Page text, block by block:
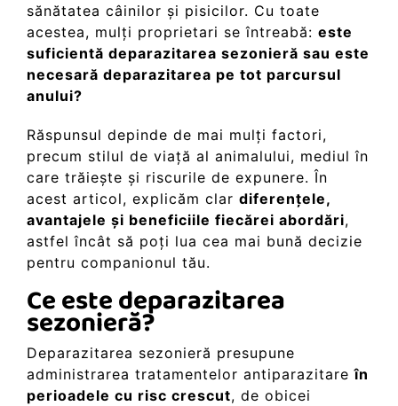
sănătatea câinilor și pisicilor. Cu toate
acestea, mulți proprietari se întreabă: este
suficientă deparazitarea sezonieră sau este
necesară deparazitarea pe tot parcursul
anului?
Răspunsul depinde de mai mulți factori,
precum stilul de viață al animalului, mediul în
care trăiește și riscurile de expunere. În
acest articol, explicăm clar diferențele,
avantajele și beneficiile fiecărei abordări,
astfel încât să poți lua cea mai bună decizie
pentru companionul tău.
Ce este deparazitarea
sezonieră?
Deparazitarea sezonieră presupune
administrarea tratamentelor antiparazitareîn
perioadele cu risc crescut, de obicei